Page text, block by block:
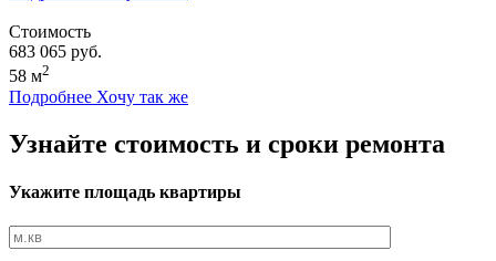
Стоимость
683 065 руб.
58 м2
Подробнее Хочу так же
Узнайте стоимость и сроки ремонта
Укажите площадь квартиры